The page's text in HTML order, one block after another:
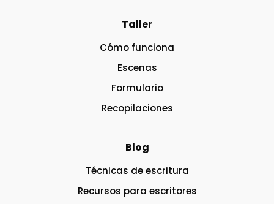
Taller
Cómo funciona
Escenas
Formulario
Recopilaciones
Blog
Técnicas de escritura
Recursos para escritores